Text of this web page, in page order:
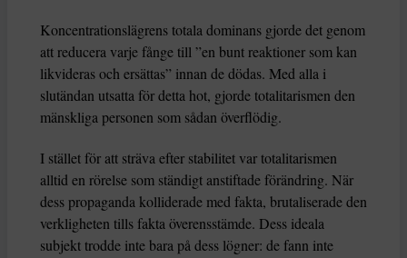
Koncentrationslägrens totala dominans gjorde det genom
att reducera varje fånge till ”en bunt reaktioner som kan
likvideras och ersättas” innan de dödas. Med alla i
slutändan utsatta för detta hot, gjorde totalitarismen den
mänskliga personen som sådan överflödig.
I stället för att sträva efter stabilitet var totalitarismen
alltid en rörelse som ständigt anstiftade förändring. När
dess propaganda kolliderade med fakta, brutaliserade den
verkligheten tills fakta överensstämde. Dess ideala
subjekt trodde inte bara på dess lögner: de fann inte